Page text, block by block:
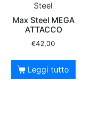
Steel
Max Steel MEGA
ATTACCO
€42,00
Leggi tutto